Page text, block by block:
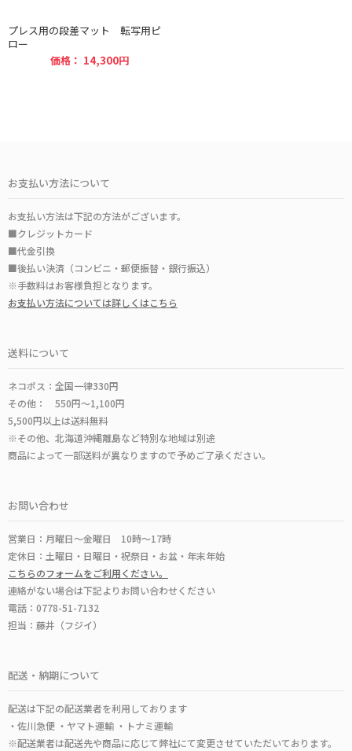
プレス用の段差マット 転写用ピ
ロー
価格： 14,300円
お支払い方法について
お支払い方法は下記の方法がございます。
■クレジットカード
■代金引換
■後払い決済（コンビニ・郵便振替・銀行振込）
※手数料はお客様負担となります。
お支払い方法については詳しくはこちら
送料について
ネコポス：全国一律330円
その他： 550円～1,100円
5,500円以上は送料無料
※その他、北海道沖縄離島など特別な地域は別途
商品によって一部送料が異なりますので予めご了承ください。
お問い合わせ
営業日：月曜日～金曜日 10時～17時
定休日：土曜日・日曜日・祝祭日・お盆・年末年始
こちらのフォームをご利用ください。
連絡がない場合は下記よりお問い合わせください
電話：0778-51-7132
担当：藤井（フジイ）
配送・納期について
配送は下記の配送業者を利用しております
・佐川急便 ・ヤマト運輸 ・トナミ運輸
※配送業者は配送先や商品に応じて弊社にて変更させていただいております。